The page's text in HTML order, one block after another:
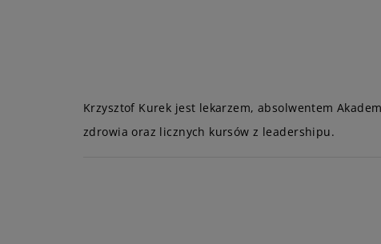
Krzysztof Kurek jest lekarzem, absolwentem
zdrowia oraz licznych kursów z leadershipu.